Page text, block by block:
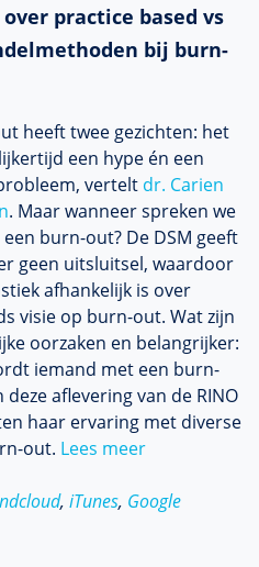
practice based vs
bij burn-
heeft twee gezichten: het
een hype én een
vertelt dr. Carien
. Maar wanneer spreken we
burn-out? De DSM geeft
geen uitsluitsel, waardoor
afhankelijk is over
visie op burn-out. Wat zijn
oorzaken en belangrijker:
iemand met een burn-
aflevering van de RINO
haar ervaring met diverse
out. Lees meer
, iTunes, Google